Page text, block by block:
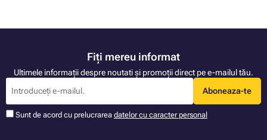
Fiți mereu informat
Ultimele informații despre noutati și promoții direct pe e-mailul tău.
Aboneaza-te
Sunt de acord cu prelucrarea datelor cu caracter personal